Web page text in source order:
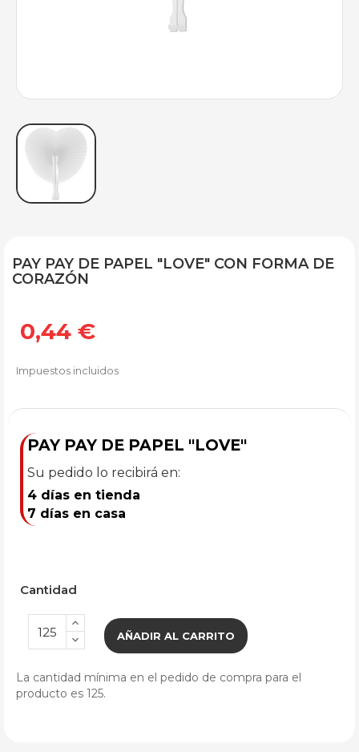
PAY PAY DE PAPEL "LOVE" CON FORMA DE
CORAZÓN
0,44 €
Impuestos incluidos
PAY PAY DE PAPEL "LOVE"
Su pedido lo recibirá en:
4 días en tienda
7 días en casa
Cantidad
AÑADIR AL CARRITO
La cantidad mínima en el pedido de compra para el
producto es 125.